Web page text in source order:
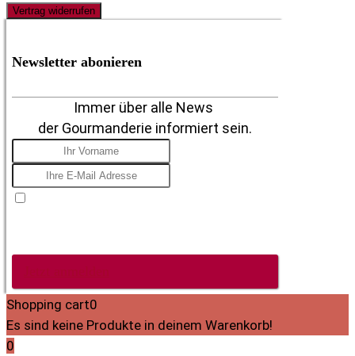
Vertrag widerrufen
Newsletter abonieren
Immer über alle News
der Gourmanderie informiert sein.
Shopping cart0
Es sind keine Produkte in deinem Warenkorb!
0